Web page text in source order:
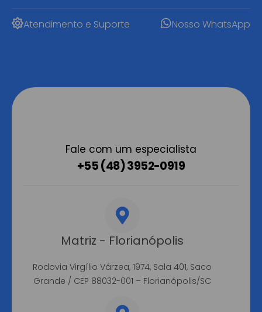
Atendimento e Suporte Nosso WhatsApp
Fale com um especialista
+55 (48) 3952-0919
Matriz - Florianópolis
Rodovia Virgílio Várzea, 1974, Sala 401, Saco
Grande / CEP 88032-001 – Florianópolis/SC